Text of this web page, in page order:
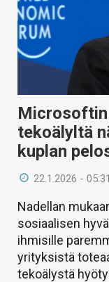
Microsoftin
tekoälyltä
kuplan
22.1.2026 - 05:31
Nadellan
sosiaalisen
ihmisille
yrityksistä
tekoälystä